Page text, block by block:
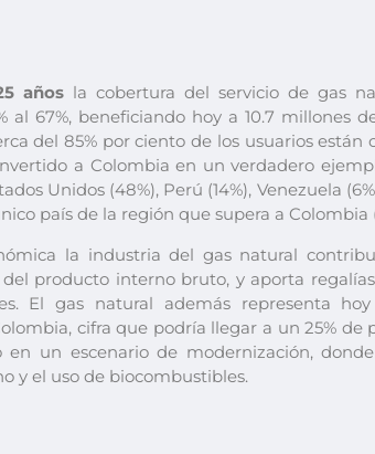
años la cobertura del servicio de gas
al 67%, beneficiando hoy a 10.7 millones
del 85% por ciento de los usuarios están
a Colombia en un verdadero
Unidos (48%), Perú (14%), Venezuela
país de la región que supera a Colombia
la industria del gas natural
del producto interno bruto, y aporta
El gas natural además representa
cifra que podría llegar a un 25% de
en un escenario de modernización,
y el uso de biocombustibles.